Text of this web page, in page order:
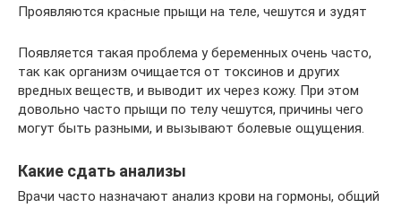
Проявляются красные прыщи на теле, чешутся и зудят
Появляется такая проблема у беременных очень часто,
так как организм очищается от токсинов и других
вредных веществ, и выводит их через кожу. При этом
довольно часто прыщи по телу чешутся, причины чего
могут быть разными, и вызывают болевые ощущения.
Какие сдать анализы
Врачи часто назначают анализ крови на гормоны, общий